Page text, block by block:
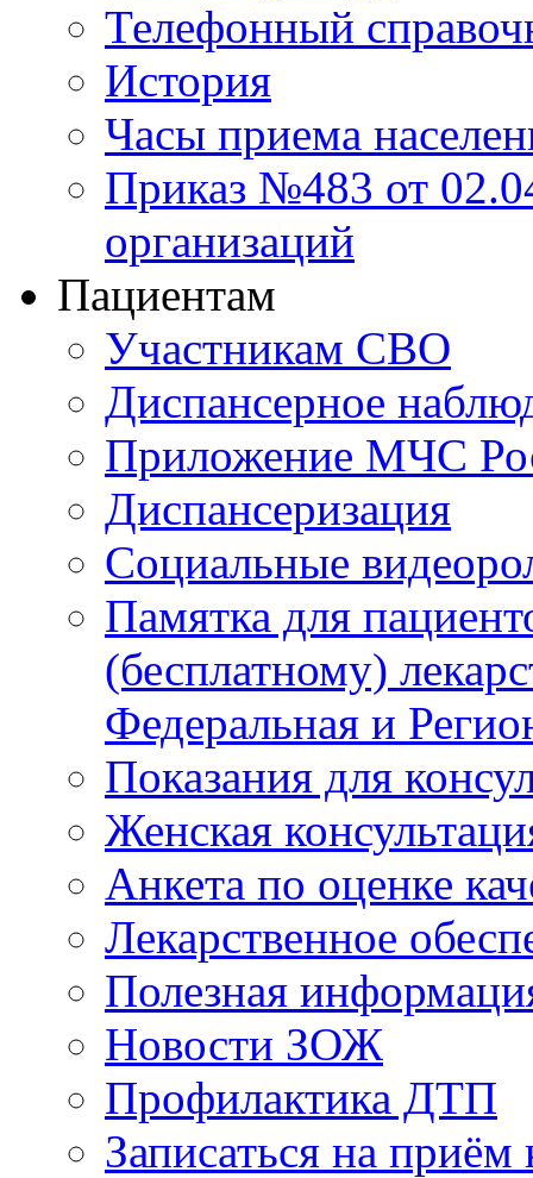
Телефонный
История
Часы приема
Приказ №483 от
организаций
Пациентам
Участникам СВО
Диспансерное
Приложение МЧС
Диспансеризация
Социальные
Памятка для
(бесплатному)
Федеральная и
Показания для
Женская
Анкета по оценке
Лекарственное
Полезная
Новости ЗОЖ
Профилактика ДТП
Записаться на приём